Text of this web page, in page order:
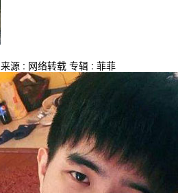
来源 : 网络转载 专辑 : 菲菲